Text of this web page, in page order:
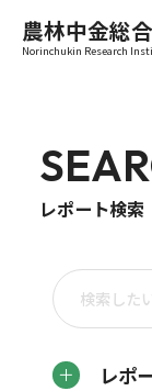
農林中金総
Norinchukin Research
レポート検索
レポ